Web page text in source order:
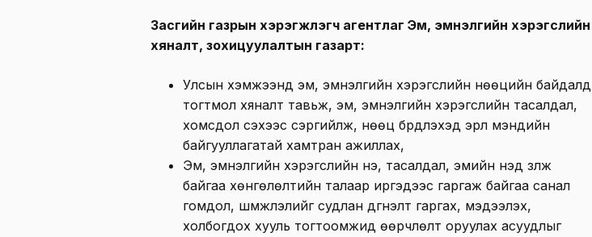
Засгийн газрын хэрэгжүүлэгч агентлаг Эм, эмнэлгийн хэрэгслийн
хяналт, зохицуулалтын газарт:
Улсын хэмжээнд эм, эмнэлгийн хэрэгслийн нөөцийн байдалд
тогтмол хяналт тавьж, эм, эмнэлгийн хэрэгслийн тасалдал,
хомсдол үүсэхээс сэргийлж, нөөц бүрдүүлэхэд эрүүл мэндийн
байгууллагатай хамтран ажиллах,
Эм, эмнэлгийн хэрэгслийн үнэ, тасалдал, эмийн үнэд үзүүлж
байгаа хөнгөлөлтийн талаар иргэдээс гаргаж байгаа санал
гомдол, шүүмжлэлийг судлан дүгнэлт гаргах, мэдээлэх,
холбогдох хууль тогтоомжид өөрчлөлт оруулах асуудлыг